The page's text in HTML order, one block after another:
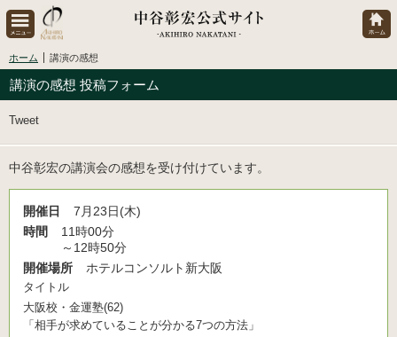
ホーム 講演の感想
講演の感想 投稿フォーム
Tweet
中谷彰宏の講演会の感想を受け付けています。
開催日
7月23日(木)
時間
11時00分
～12時50分
開催場所
ホテルコンソルト新大阪
タイトル
大阪校・金運塾(62)
「相手が求めていることが分かる7つの方法」